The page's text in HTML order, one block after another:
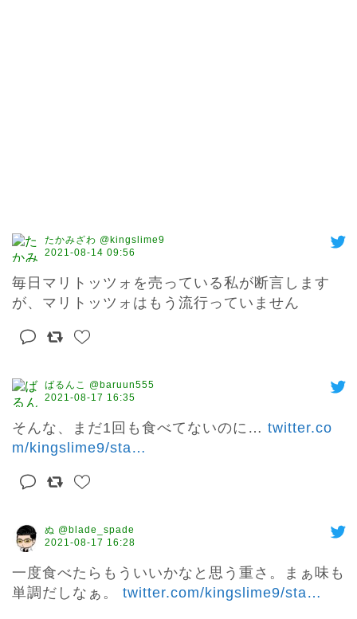
たかみざわ @kingslime9
2021-08-14 09:56
毎日マリトッツォを売っている私が断言します
が、マリトッツォはもう流行っていません
ばるんこ @baruun555
2021-08-17 16:35
そんな、まだ1回も食べてないのに… twitter.co
m/kingslime9/sta…
ぬ @blade_spade
2021-08-17 16:28
一度食べたらもういいかなと思う重さ。まぁ味も
単調だしなぁ。 twitter.com/kingslime9/sta…